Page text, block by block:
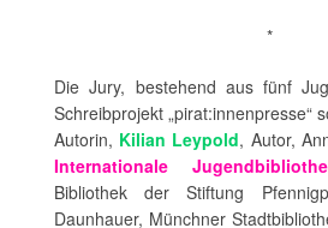
*
Die Jury, bestehend aus fünf
Schreibprojekt „pirat:innenpresse“
Autorin, Kilian Leypold, Autor,
Internationale
Bibliothek der Stiftung
Daunhauer, Münchner